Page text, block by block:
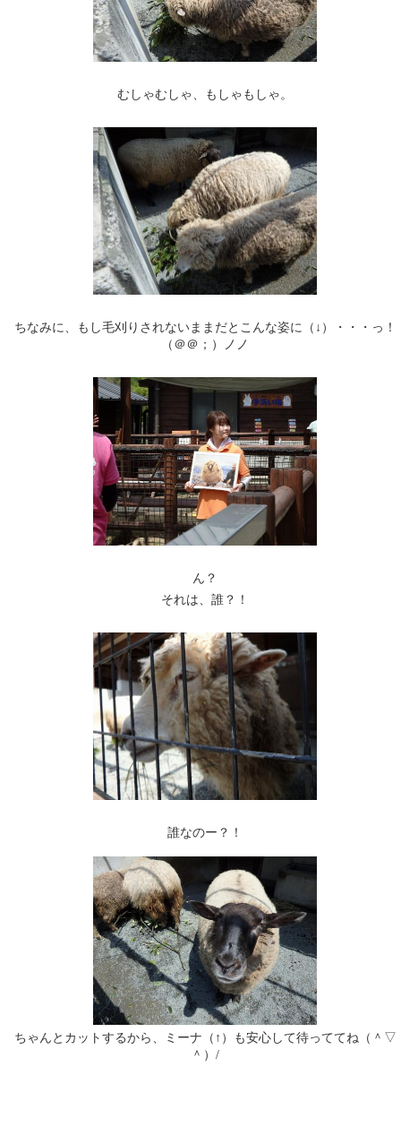
むしゃむしゃ、もしゃもしゃ。
ちなみに、もし毛刈りされないままだとこんな姿に（↓）・・・っ！
（＠＠；）ノノ
ん？
それは、誰？！
誰なのー？！
ちゃんとカットするから、ミーナ（↑）も安心して待っててね（＾▽
＾）/